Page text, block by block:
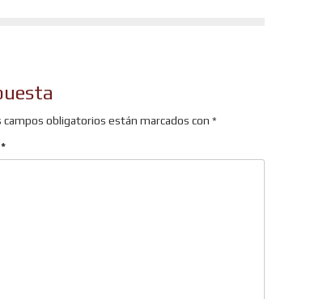
campos obligatorios están marcados con *
*